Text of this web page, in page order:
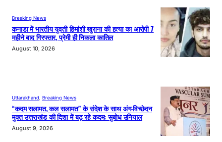
Breaking News
कनाडा में भारतीय युवती हिमांशी खुराना की हत्या का आरोपी 7
महीने बाद गिरफ्तार, प्रेमी ही निकला कातिल
August 10, 2026
Uttarakhand Breaking News
“कदम सलामत, कल सलामत” के संदेश के साथ अंग-विच्छेदन
मुक्त उत्तराखंड की दिशा में बढ़ रहे कदम: सुबोध उनियाल
August 9, 2026